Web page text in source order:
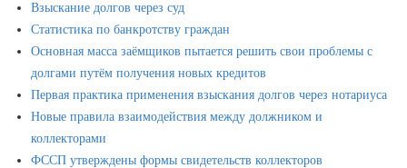
Взыскание долгов через суд
Статистика по банкротству граждан
Основная масса заёмщиков пытается решить свои проблемы с
долгами путём получения новых кредитов
Первая практика применения взыскания долгов через нотариуса
Новые правила взаимодействия между должником и
коллекторами
ФССП утверждены формы свидетельств коллекторов